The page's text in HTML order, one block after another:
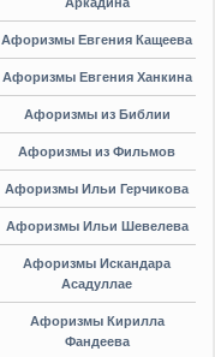
Афоризмы Евгения Кащеева
Афоризмы Евгения Ханкина
Афоризмы из Библии
Афоризмы из Фильмов
Афоризмы Ильи Герчикова
Афоризмы Ильи Шевелева
Афоризмы Искандара
Асадуллае
Афоризмы Кирилла
Фандеева